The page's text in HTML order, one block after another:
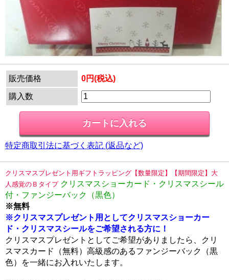
販売価格 0円(税込)
購入数
特定商取引法に基づく表記 (返品など)
クリスマスプレゼント用ギフトラッピング【数量限定】【期間限定】大
人感覚のＢタイプ クリスマスショーカード・クリスマスシール
付・ファンジーバック（黒色）
※無料
※クリスマスプレゼント用としてクリスマスショーカー
ド・クリスマスシールをご希望される方に！
クリスマスプレゼントとしてご希望がありましたら、クリ
スマスカード（無料）高級感のあるファンジーバック（黒
色）を一緒にお入れいたします。